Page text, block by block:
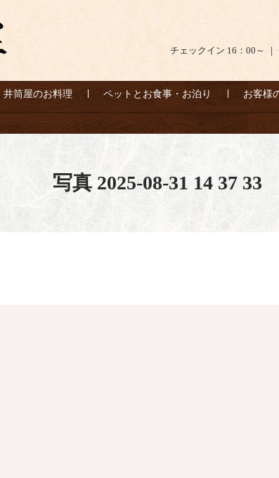
チェックイン 16：00～
井筒屋のお料理 ペットとお食事・お泊り お客様
写真 2025-08-31 14 37 33